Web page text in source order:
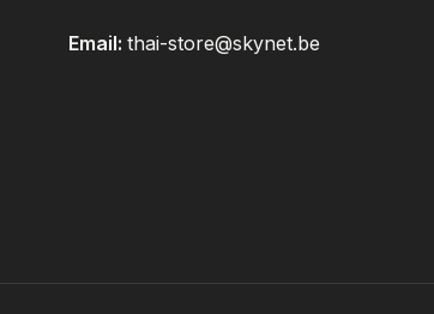
Email: thai-store@skynet.be